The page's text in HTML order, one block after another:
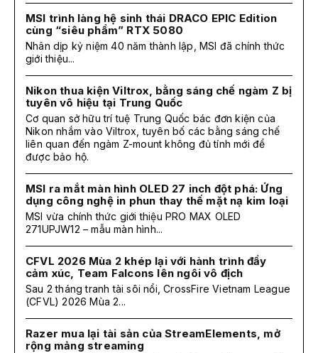
MSI trình làng hệ sinh thái DRACO EPIC Edition
cùng “siêu phẩm” RTX 5080
Nhân dịp kỷ niệm 40 năm thành lập, MSI đã chính thức
giới thiệu...
Nikon thua kiện Viltrox, bằng sáng chế ngàm Z bị
tuyên vô hiệu tại Trung Quốc
Cơ quan sở hữu trí tuệ Trung Quốc bác đơn kiện của
Nikon nhắm vào Viltrox, tuyên bố các bằng sáng chế
liên quan đến ngàm Z-mount không đủ tính mới để
được bảo hộ.
MSI ra mắt màn hình OLED 27 inch đột phá: Ứng
dụng công nghệ in phun thay thế mặt nạ kim loại
MSI vừa chính thức giới thiệu PRO MAX OLED
271UPJW12 – mẫu màn hình...
CFVL 2026 Mùa 2 khép lại với hành trình đầy
cảm xúc, Team Falcons lên ngôi vô địch
Sau 2 tháng tranh tài sôi nổi, CrossFire Vietnam League
(CFVL) 2026 Mùa 2...
Razer mua lại tài sản của StreamElements, mở
rộng mảng streaming